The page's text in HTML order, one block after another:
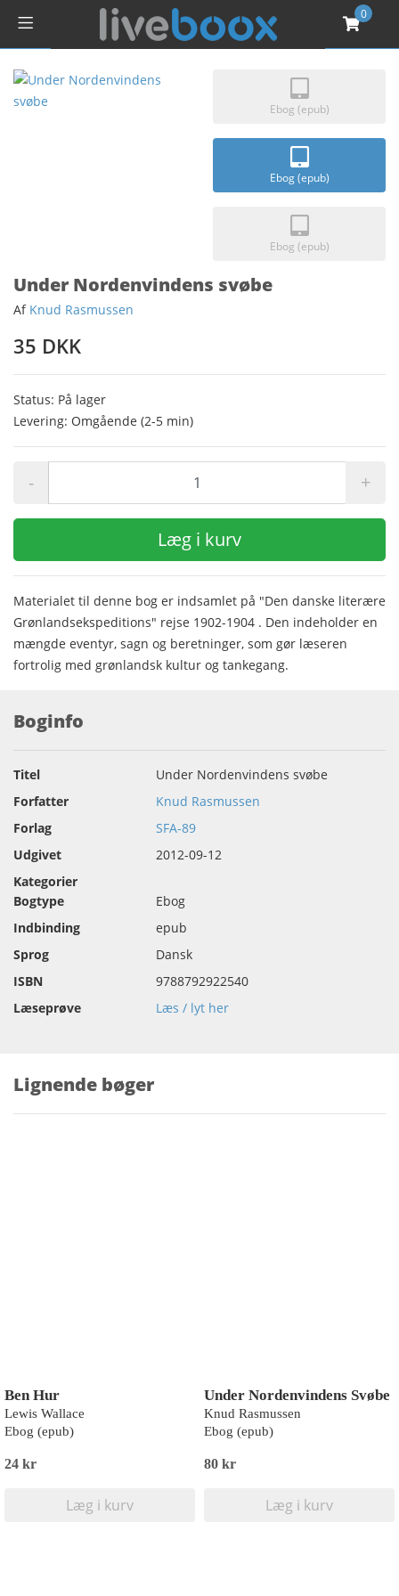
0
Ebog (epub)
Ebog (epub)
Ebog (epub)
Under Nordenvindens svøbe
Af Knud Rasmussen
35 DKK
Status: På lager
Levering: Omgående (2-5 min)
- +
Læg i kurv
Materialet til denne bog er indsamlet på "Den danske literære
Grønlandsekspeditions" rejse 1902-1904 . Den indeholder en
mængde eventyr, sagn og beretninger, som gør læseren
fortrolig med grønlandsk kultur og tankegang.
Boginfo
Titel
Under Nordenvindens svøbe
Forfatter
Knud Rasmussen
Forlag
SFA-89
Udgivet
2012-09-12
Kategorier
Bogtype
Ebog
Indbinding
epub
Sprog
Dansk
ISBN
9788792922540
Læseprøve
Læs / lyt her
Lignende bøger
Ben Hur
Lewis Wallace
Ebog (epub)
24 kr
Læg i kurv
Under Nordenvindens Svøbe
Knud Rasmussen
Ebog (epub)
80 kr
Læg i kurv